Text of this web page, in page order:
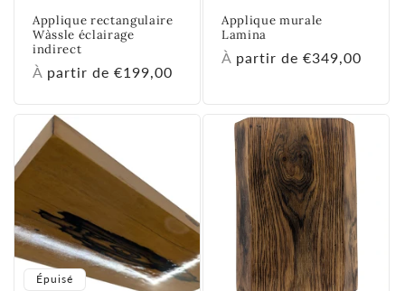
Applique rectangulaire
Wàssle éclairage
indirect
PrixÀ partir de €199,00
Applique murale
Lamina
PrixÀ partir de €349,00
Épuisé